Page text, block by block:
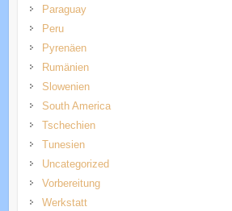
Paraguay
Peru
Pyrenäen
Rumänien
Slowenien
South America
Tschechien
Tunesien
Uncategorized
Vorbereitung
Werkstatt